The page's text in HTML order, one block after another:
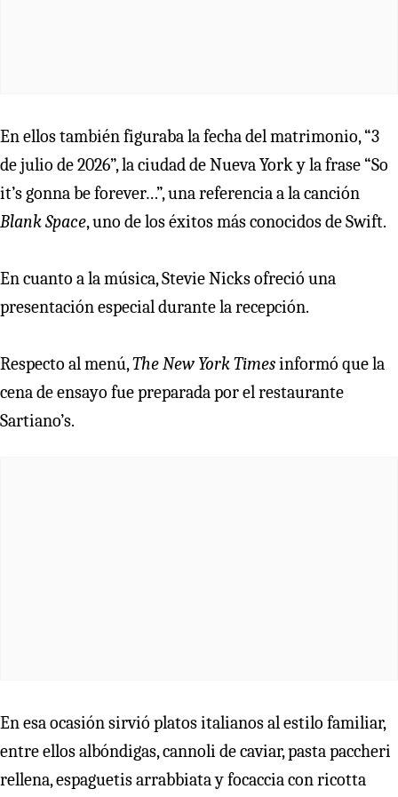
En ellos también figuraba la fecha del matrimonio, “3
de julio de 2026”, la ciudad de Nueva York y la frase “So
it’s gonna be forever…”, una referencia a la canción
Blank Space, uno de los éxitos más conocidos de Swift.
En cuanto a la música, Stevie Nicks ofreció una
presentación especial durante la recepción.
Respecto al menú,The New York Timesinformó que la
cena de ensayo fue preparada por el restaurante
Sartiano’s.
En esa ocasión sirvió platos italianos al estilo familiar,
entre ellos albóndigas, cannoli de caviar, pasta paccheri
rellena, espaguetis arrabbiata y focaccia con ricotta